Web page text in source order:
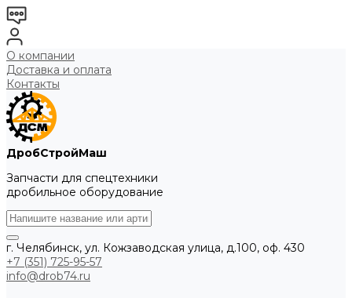
О компании
Доставка и оплата
Контакты
ДробСтройМаш
Запчасти для спецтехники
дробильное оборудование
г. Челябинск, ул. Кожзаводская улица, д.100, оф. 430
+7 (351) 725-95-57
info@drob74.ru